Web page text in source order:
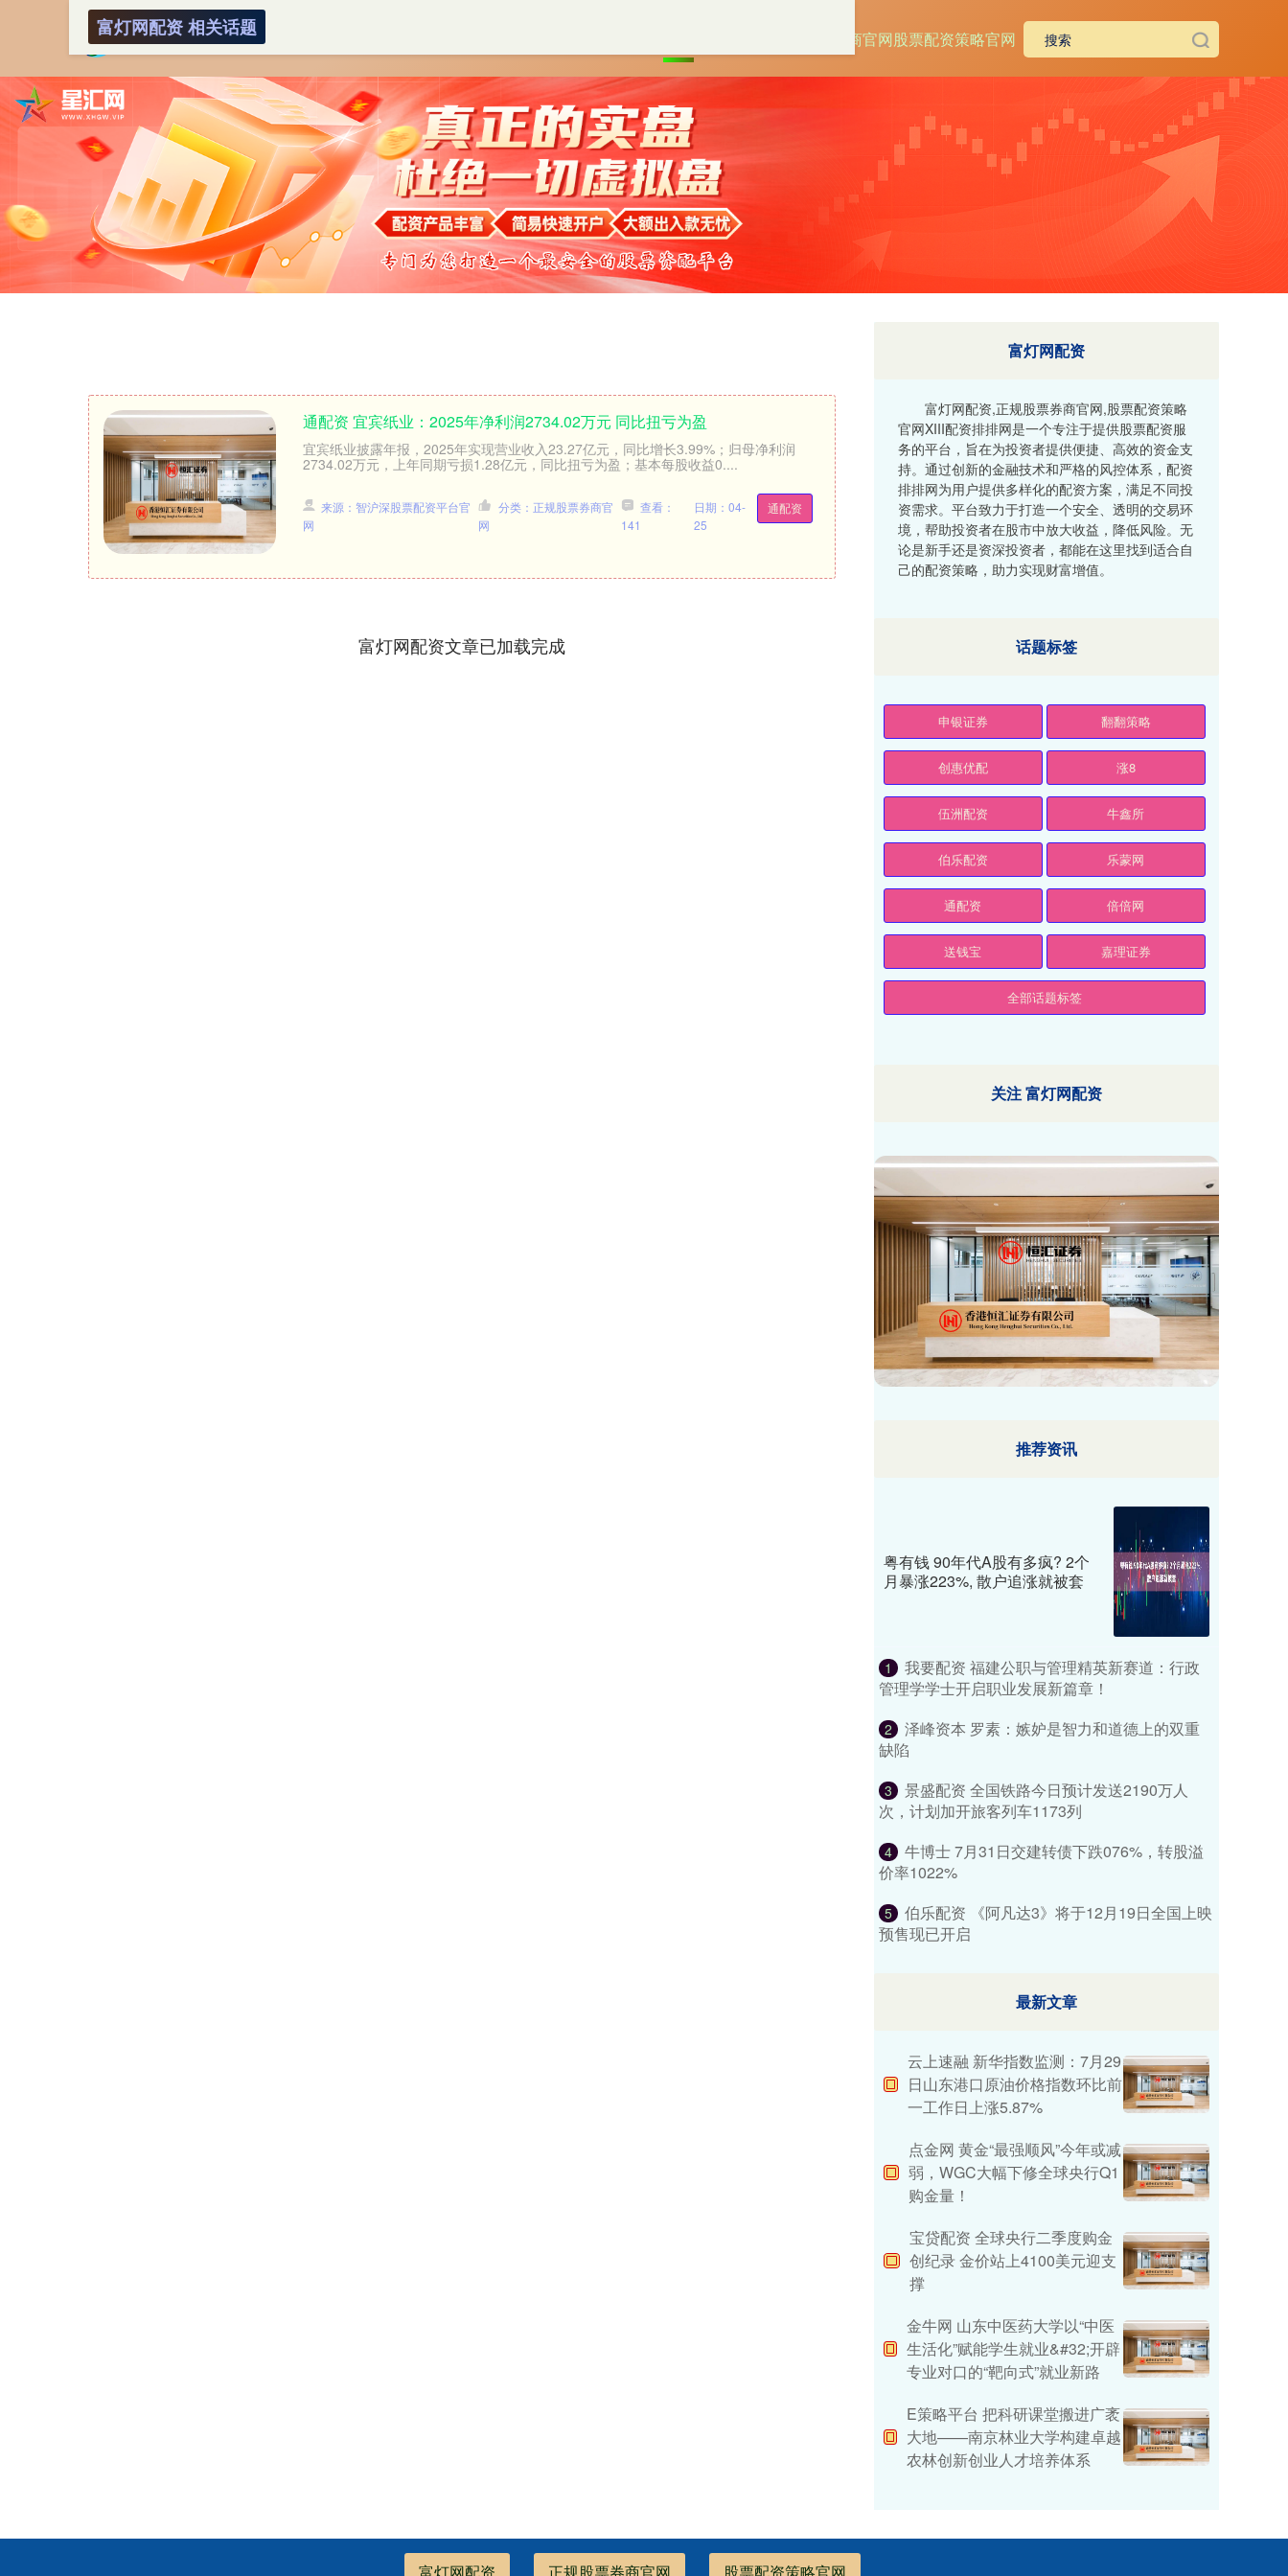
正规股票券商官网股票配资策略官网
富灯网配资 相关话题
通配资 宜宾纸业：2025年净利润2734.02万元 同比扭亏为盈
宜宾纸业披露年报，2025年实现营业收入23.27亿元，同比增长3.99%；归母净利润
2734.02万元，上年同期亏损1.28亿元，同比扭亏为盈；基本每股收益0....
通配资
来源：智沪深股票配资平台官
网
分类：正规股票券商官
网
查看：
141
日期：04-
25
富灯网配资文章已加载完成
富灯网配资
富灯网配资,正规股票券商官网,股票配资策略
官网XIII‌配资排排网是一个专注于提供股票配资服
务的平台，旨在为投资者提供便捷、高效的资金支
持。通过创新的金融技术和严格的风控体系，配资
排排网为用户提供多样化的配资方案，满足不同投
资需求。平台致力于打造一个安全、透明的交易环
境，帮助投资者在股市中放大收益，降低风险。无
论是新手还是资深投资者，都能在这里找到适合自
己的配资策略，助力实现财富增值。
话题标签
申银证券 翻翻策略
创惠优配 涨8
伍洲配资 牛鑫所
伯乐配资 乐蒙网
通配资 倍倍网
送钱宝 嘉理证券
全部话题标签
关注 富灯网配资
推荐资讯
粤有钱 90年代A股有多疯? 2个
月暴涨223%, 散户追涨就被套
1
我要配资 福建公职与管理精英新赛道：行政
管理学学士开启职业发展新篇章！
2
泽峰资本 罗素：嫉妒是智力和道德上的双重
缺陷
3
景盛配资 全国铁路今日预计发送2190万人
次，计划加开旅客列车1173列
4
牛博士 7月31日交建转债下跌076%，转股溢
价率1022%
5
伯乐配资 《阿凡达3》将于12月19日全国上映
预售现已开启
最新文章
云上速融 新华指数监测：7月29
日山东港口原油价格指数环比前
一工作日上涨5.87%
点金网 黄金“最强顺风”今年或减
弱，WGC大幅下修全球央行Q1
购金量！
宝贷配资 全球央行二季度购金
创纪录 金价站上4100美元迎支
撑
金牛网 山东中医药大学以“中医
生活化”赋能学生就业&#32;开辟
专业对口的“靶向式”就业新路
E策略平台 把科研课堂搬进广袤
大地——南京林业大学构建卓越
农林创新创业人才培养体系
富灯网配资 正规股票券商官网 股票配资策略官网